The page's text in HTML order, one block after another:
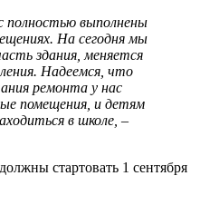
полностью выполнены
На сегодня мы
здания, меняется
Надеемся, что
ремонта у нас
помещения, и детям
в школе, –
стартовать 1 сентября